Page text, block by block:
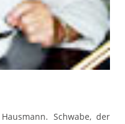
Schwabe, der